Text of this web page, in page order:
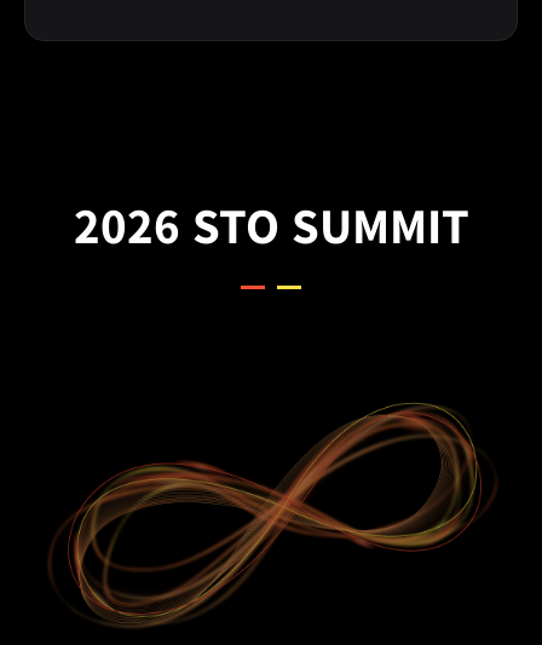
2026 STO SUMMIT